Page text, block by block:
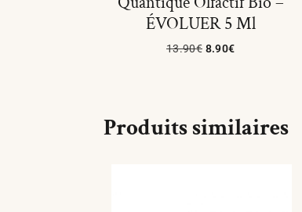
ÉVOLUER 5 Ml
13.90€ 8.90€
Produits similaires